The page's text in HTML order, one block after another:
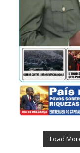
Load